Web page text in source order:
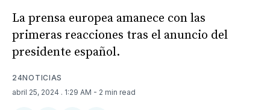
La prensa europea amanece con las
primeras reacciones tras el anuncio del
presidente español.
24NOTICIAS
abril 25, 2024 . 1:29 AM - 2 min read